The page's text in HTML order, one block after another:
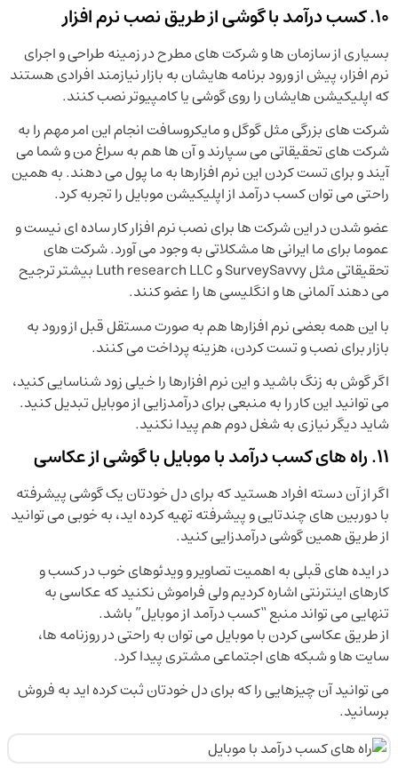
10. کسب درآمد با گوشی از طریق نصب نرم افزار
بسیاری از سازمان ها و شرکت های مطرح در زمینه طراحی و اجرای
نرم افزار، پیش از ورود برنامه هایشان به بازار نیازمند افرادی هستند
که اپلیکیشن هایشان را روی گوشی یا کامپیوتر نصب کنند.
شرکت های بزرگی مثل گوگل و مایکروسافت انجام این امر مهم را به
شرکت های تحقیقاتی می سپارند و آن ها هم به سراغ من و شما می
آیند و برای تست کردن این نرم افزارها به ما پول می دهند. به همین
راحتی می توان کسب درآمد از اپلیکیشن موبایل را تجربه کرد.
عضو شدن در این شرکت ها برای نصب نرم افزار کار ساده ای نیست و
عموما برای ما ایرانی ها مشکلاتی به وجود می آورد. شرکت های
تحقیقاتی مثل SurveySavvy و Luth research LLC بیشتر ترجیح
می دهند آلمانی ها و انگلیسی ها را عضو کنند.
با این همه بعضی نرم افزارها هم به صورت مستقل قبل از ورود به
بازار برای نصب و تست کردن، هزینه پرداخت می کنند.
اگر گوش به زنگ باشید و این نرم افزارها را خیلی زود شناسایی کنید،
می توانید این کار را به منبعی برای درآمدزایی از موبایل تبدیل کنید.
شاید دیگر نیازی به شغل دوم هم پیدا نکنید.
11. راه های کسب درآمد با موبایل با گوشی از عکاسی
اگر از آن دسته افراد هستید که برای دل خودتان یک گوشی پیشرفته
با دوربین های چندتایی و پیشرفته تهیه کرده اید، به خوبی می توانید
از طریق همین گوشی درآمدزایی کنید.
در ایده های قبلی به اهمیت تصاویر و ویدئوهای خوب در کسب و
کارهای اینترنتی اشاره کردیم ولی فراموش نکنید که عکاسی به
تنهایی می تواند منبع “کسب درآمد از موبایل” باشد.
از طریق عکاسی کردن با موبایل می توان به راحتی در روزنامه ها،
سایت ها و شبکه های اجتماعی مشتری پیدا کرد.
می توانید آن چیزهایی را که برای دل خودتان ثبت کرده اید به فروش
برسانید.